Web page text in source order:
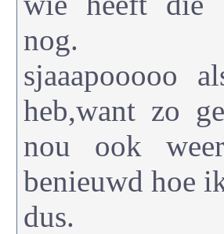
nog.
sjaaapooooo
heb,want zo
nou ook
benieuwd hoe
dus.